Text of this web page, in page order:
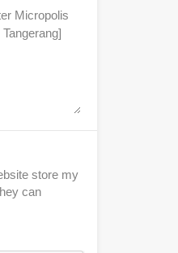
store my
can